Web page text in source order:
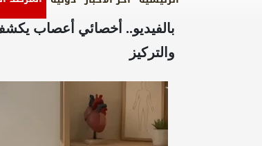
والتركيز